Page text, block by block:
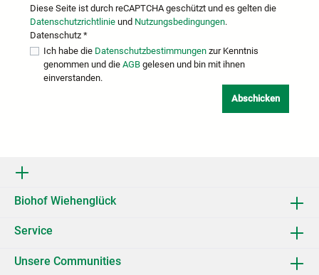
Diese Seite ist durch reCAPTCHA geschützt und es gelten die
Datenschutzrichtlinie und Nutzungsbedingungen.
Datenschutz *
Ich habe die Datenschutzbestimmungen zur Kenntnis
genommen und dieAGB gelesen und bin mit ihnen
einverstanden.
Abschicken
Biohof Wiehenglück
Service
Unsere Communities